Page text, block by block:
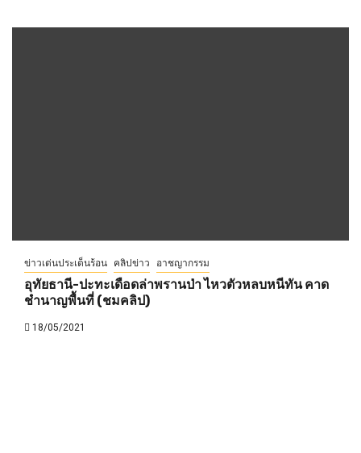
ข่าวเด่นประเด็นร้อน คลิปข่าว อาชญากรรม
อุทัยธานี-ปะทะเดือดล่าพรานป่า ไหวตัวหลบหนีทัน คาด
ชำนาญพื้นที่ (ชมคลิป)
18/05/2021